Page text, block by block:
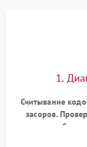
1.
Считывание
засоров.
жалоб на